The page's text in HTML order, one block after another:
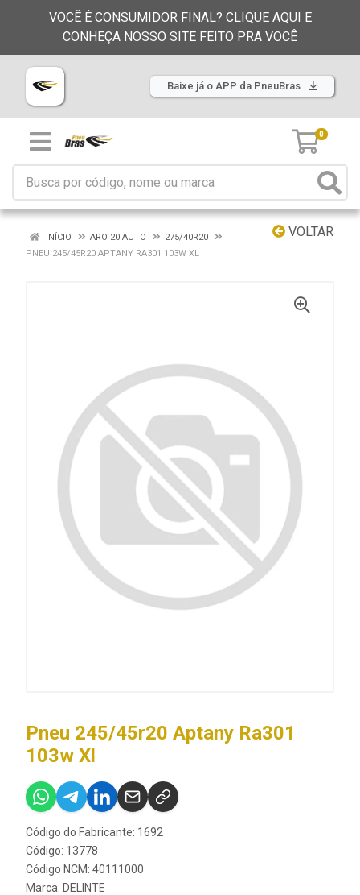
VOCÊ É CONSUMIDOR FINAL? CLIQUE AQUI E
CONHEÇA NOSSO SITE FEITO PRA VOCÊ
Baixe já o APP da PneuBras
0
VOLTAR
INÍCIO ARO 20 AUTO
275/40R20
PNEU 245/45R20 APTANY RA301 103W XL
Pneu 245/45r20 Aptany Ra301
103w Xl
Código do Fabricante: 1692
Código: 13778
Código NCM: 40111000
Marca: DELINTE